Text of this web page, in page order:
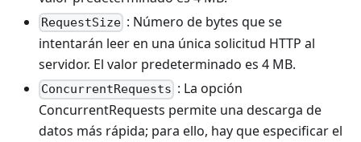
RequestSize : Número de bytes que se
intentarán leer en una única solicitud HTTP al
servidor. El valor predeterminado es 4 MB.
ConcurrentRequests : La opción
ConcurrentRequests permite una descarga de
datos más rápida; para ello, hay que especificar el